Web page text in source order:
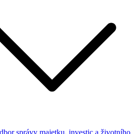
správy majetku, investic a životního